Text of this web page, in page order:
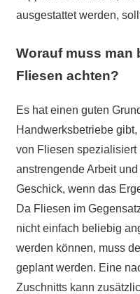
ausgestattet werden,
Worauf muss man
Fliesen achten?
Es hat einen guten
Handwerksbetriebe
von Fliesen spezialisiert
anstrengende Arbeit
Geschick, wenn das
Da Fliesen im
nicht einfach beliebig
werden können, muss
geplant werden. Eine
Zuschnitts kann